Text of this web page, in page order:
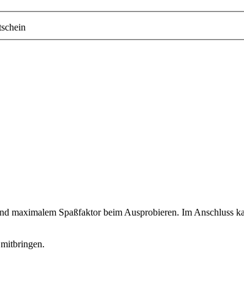
maximalem Spaßfaktor beim Ausprobieren. Im Anschluss